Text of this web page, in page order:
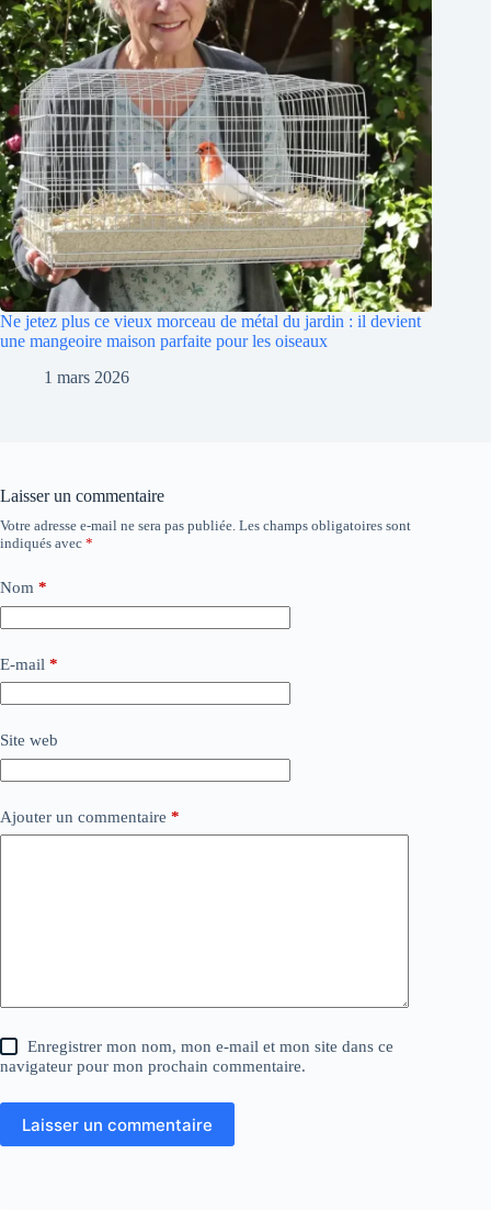
Ne jetez plus ce vieux morceau de métal du jardin : il devient
une mangeoire maison parfaite pour les oiseaux
1 mars 2026
Laisser un commentaire
Votre adresse e-mail ne sera pas publiée. Les champs obligatoires sont
indiqués avec *
Nom *
E-mail *
Site web
Ajouter un commentaire *
Enregistrer mon nom, mon e-mail et mon site dans ce
navigateur pour mon prochain commentaire.
Laisser un commentaire